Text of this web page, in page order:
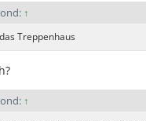
↑
Treppenhaus
↑